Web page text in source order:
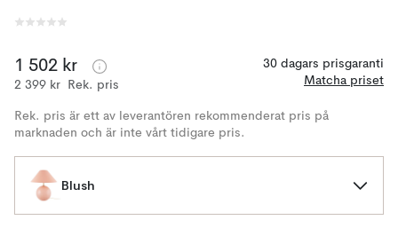
1 502 kr
2 399 kr Rek. pris
30 dagars prisgaranti
Matcha priset
Rek. pris är ett av leverantören rekommenderat pris på
marknaden och är inte vårt tidigare pris.
Blush